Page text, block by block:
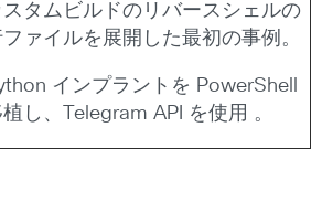
スタムビルドのリバースシェルの
ァイルを展開した最初の事例。
インプラントを PowerShell
し、Telegram API を使用 。